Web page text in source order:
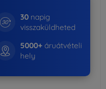
30 napig
visszaküldheted
5000+ áruátvételi
hely